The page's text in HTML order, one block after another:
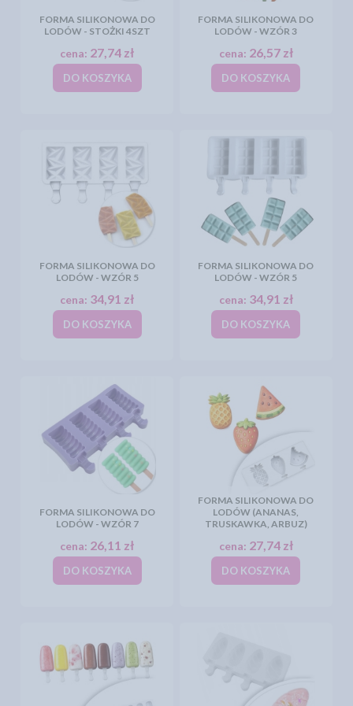
FORMA SILIKONOWA DO
LODÓW - STOŻKI 4SZT
cena: 27,74 zł
DO KOSZYKA
FORMA SILIKONOWA DO
LODÓW - WZÓR 3
cena: 26,57 zł
DO KOSZYKA
FORMA SILIKONOWA DO
LODÓW - WZÓR 5
cena: 34,91 zł
DO KOSZYKA
FORMA SILIKONOWA DO
LODÓW - WZÓR 5
cena: 34,91 zł
DO KOSZYKA
FORMA SILIKONOWA DO
LODÓW - WZÓR 7
cena: 26,11 zł
DO KOSZYKA
FORMA SILIKONOWA DO
LODÓW (ANANAS,
TRUSKAWKA, ARBUZ)
cena: 27,74 zł
DO KOSZYKA